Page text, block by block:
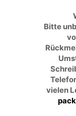
Bitte
vielen